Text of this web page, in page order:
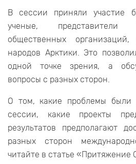
В сессии приняли участие
ученые, представители
общественных
народов Арктики. Это
одной точке зрения, а
вопросы с разных сторон.
О том, какие проблемы были
сессии, какие проекты
результатов предполагают
разных сторон
читайте в статье «Притяжение